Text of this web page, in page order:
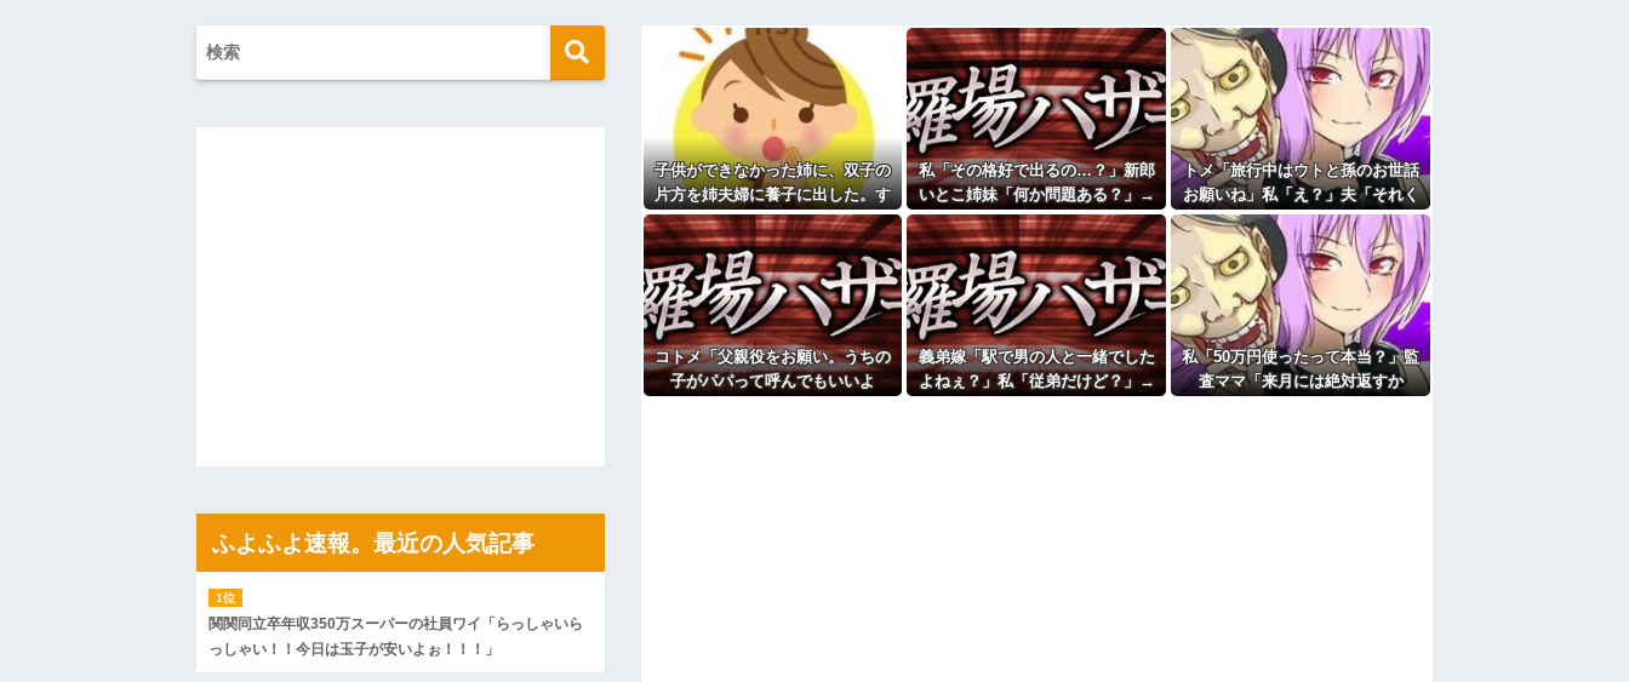
して…ｗｗｗ
親の借金のカタに17歳でもぐりの消費者金融社長の愛人になった。その後25
歳で1000万円を渡されマンションへ移された直後、社長が…
母が作ってくれた雛人形を夫に出してほしいと頼むと「別にいいじゃんあん
33歳くらいから太ったせいか加齢で＊が緩んだのかチョビッと漏れるように
半年前から夫が不倫していることに気づいた私。精神的に追い込まれて階段
お腹の子をﾀﾋ産した時。義妹「全部あんたのせいでしょ！」トメ「何を言っ
【卑怯な女】 いつも弱そうな相手をイビる同期S「おい、聞けよコラ！」地
味な私「あ？相手選んでデカい事言ってんじゃねえよ」S「え…」→予想外の
ハードオフに売っていた4万4000円のフィギュアがヤバすぎるｗｗｗｗｗｗ
私「ちょっと、人の家の金庫触らないでよ！」キチママ『そこに金庫があっ
たから、開けてみようとしただけ☆』義兄「泥は出てけ！二度と来るな！」結
【ネット騒然】惨殺されたタワマン頂き女子のこの動画、すげえええええｗ
【愕然】白のクラウン俺氏、高速道路左車線を制限速度で走った結果
wwwwwwwwwwww
百年の恋12-899 食べた量を張り合ってくる
【悲報】佐藤輝明・・・２軍でも盛大にやらかす←あまり悲しませないでく
嫁の料理がクソまずい。昨日の献立はサラダ、しょっぱいメイン、汁物、ご
飯だけ・・・
高校生がうちの車に傷をつけた。管理人さんに連絡したらその家の親が来て
謝ってくれた。夫「その程度のことで管理人に話をしてことを大きくするとか
おかしい」←は！？
友達にフリンしてる事を打ち明けられた。私もその頃、旦那とうまくいって
おらず...
【社内混乱】社長(50代)が若妻(20代)と結婚→初対面で驚愕のタメ口連発
wwww
彼の母親と初めて食事した時に彼母が「私ちゃんは結婚したら仕事辞める予
定なんですってね」と言ってきた
【画像】思わず保存したくなる「笑える画像・最高な画像」貼っていけｗｗ
ｗｗｗ
相手がどんなパイプ持っているかも知れないのに…
主な税金の成り立ちを調べてみたよ
子供ができなかった姉に、双子の
片方を姉夫婦に養子に出した。す
ると、養子に出した子がすごく礼
儀正しくてビックリ
私「その格好で出るの…？」新郎
いとこ姉妹「何か問題ある？」→
結婚式当日に感じた違和感が最後
まで消えなくて…
トメ「旅行中はウトと孫のお世話
お願いね」私「え？」夫「それく
らいやってやれよ」→まさかの丸
投げに困惑して…
コトメ「父親役をお願い。うちの
子がパパって呼んでもいいよ
義弟嫁「駅で男の人と一緒でした
よねぇ？」私「従弟だけど？」→
私「50万円使ったって本当？」監
査ママ「来月には絶対返すか
ふよふよ速報。最近の人気記事
関関同立卒年収350万スーパーの社員ワイ「らっしゃいら
っしゃい！！今日は玉子が安いよぉ！！！」